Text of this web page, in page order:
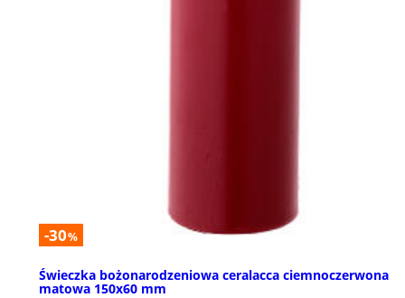
-30%
Świeczka bożonarodzeniowa ceralacca ciemnoczerwona
matowa 150x60 mm